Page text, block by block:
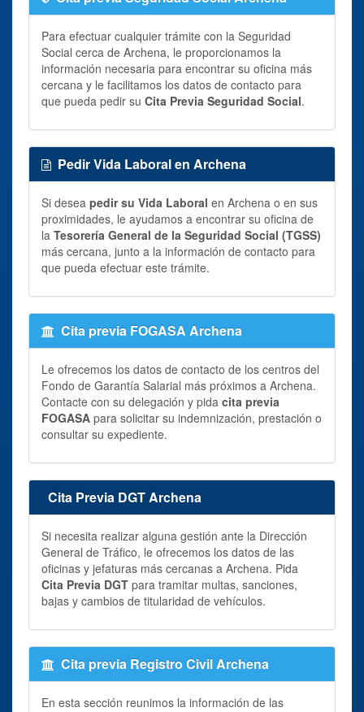
Para efectuar cualquier trámite con la Seguridad
Social cerca de Archena, le proporcionamos la
información necesaria para encontrar su oficina más
cercana y le facilitamos los datos de contacto para
que pueda pedir su Cita Previa Seguridad Social.
Pedir Vida Laboral en Archena
Si desea pedir su Vida Laboral en Archena o en sus
proximidades, le ayudamos a encontrar su oficina de
la Tesorería General de la Seguridad Social (TGSS)
más cercana, junto a la información de contacto para
que pueda efectuar este trámite.
Cita previa FOGASA Archena
Le ofrecemos los datos de contacto de los centros del
Fondo de Garantía Salarial más próximos a Archena.
Contacte con su delegación y pida cita previa
FOGASA para solicitar su indemnización, prestación o
consultar su expediente.
Cita Previa DGT Archena
Si necesita realizar alguna gestión ante la Dirección
General de Tráfico, le ofrecemos los datos de las
oficinas y jefaturas más cercanas a Archena. Pida
Cita Previa DGT para tramitar multas, sanciones,
bajas y cambios de titularidad de vehículos.
Cita previa Registro Civil Archena
En esta sección reunimos la información de las